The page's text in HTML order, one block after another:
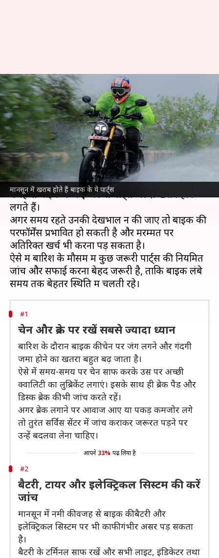
मानसून में खराब होते हैं बाइक के ये पार्ट्स
मानसून में सबसे पहले खराब होते हैं
बाइक के ये पार्ट्स, कैसे करें
देखभाल?
लेखन बिश्वजीत कुमार Jun 30, 2026 09:41 am
क्या है खबर?
मानसूनके मौसम में लगातार बारिश, कीचड़ और नमी की
वजह सेबाइकके कई जरूरी पार्ट्स जल्दी खराब होने
लगते हैं।
अगर समय रहते उनकी देखभाल न की जाए तो बाइक की
परफॉर्मेंस प्रभावित हो सकती है और मरम्मत पर
अतिरिक्त खर्च भी करना पड़ सकता है।
ऐसे में बारिश के मौसम में कुछ जरूरी पार्ट्स की नियमित
जांच और सफाई करना बेहद जरूरी है, ताकि बाइक लंबे
#1
चेन और ब्रेक पर रखें सबसे ज्यादा ध्यान
बारिश के दौरान बाइक की चेन पर जंग लगने और गंदगी
जमा होने का खतरा बहुत बढ़ जाता है।
ऐसे में समय-समय पर चेन साफ करके उस पर अच्छी
क्वालिटी का लुब्रिकेंट लगाएं। इसके साथ ही ब्रेक पैड और
डिस्क ब्रेक की भी जांच करते रहें।
अगर ब्रेक लगाने पर आवाज आए या पकड़ कमजोर लगे
तो तुरंत सर्विस सेंटर में जांच कराकर जरूरत पड़ने पर
उन्हें बदलवा लेना चाहिए।
आपने 33% पढ़ लिया है
#2
बैटरी, टायर और इलेक्ट्रिकल सिस्टम की करें
जांच
मानसून में नमी की वजह से बाइक की बैटरी और
इलेक्ट्रिकल सिस्टम पर भी काफी गंभीर असर पड़ सकता
है।
बैटरी के टर्मिनल साफ रखें और सभी लाइट, इंडिकेटर तथा